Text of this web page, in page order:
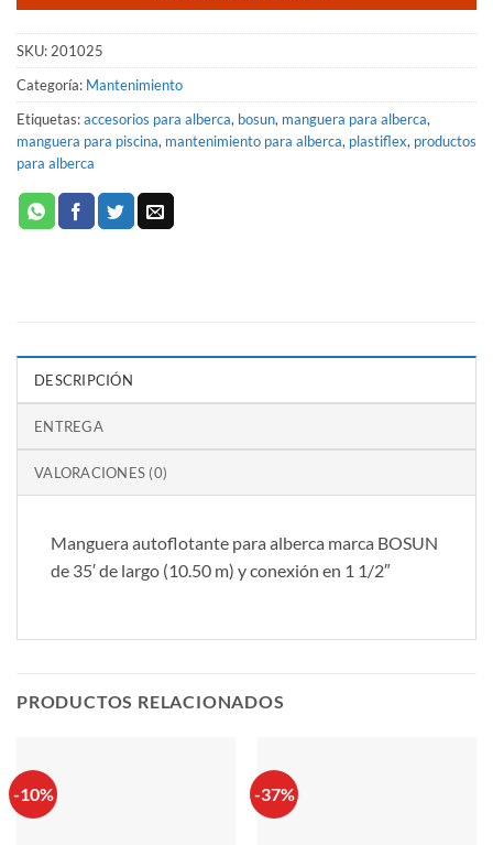
SKU: 201025
Categoría: Mantenimiento
Etiquetas:accesorios para alberca, bosun, manguera para alberca,
manguera para piscina, mantenimiento para alberca, plastiflex, productos
para alberca
DESCRIPCIÓN
ENTREGA
VALORACIONES (0)
Manguera autoflotante para alberca marca BOSUN
de 35′ de largo (10.50 m) y conexión en 1 1/2″
PRODUCTOS RELACIONADOS
-10% -37%